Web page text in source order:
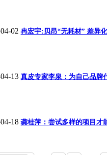
02 冉宏宇:贝昂“无耗材” 差异
13 真皮专家李泉：为自己品牌
18 龚桂萍：尝试多样的项目才